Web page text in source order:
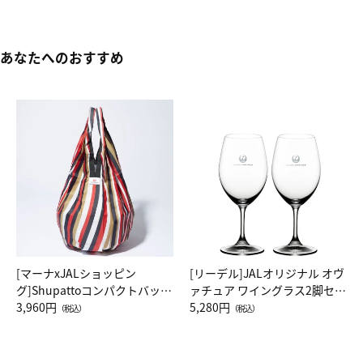
あなたへのおすすめ
[マーナxJALショッピン
グ]Shupattoコンパクトバッグ
Drop JAL客室乗務員（LC）ス
3,960円 （税込）
[リーデル]JALオリジナル オヴ
ァチュア ワイングラス2脚セッ
ト（レッドワイン）
5,280円 （税込）